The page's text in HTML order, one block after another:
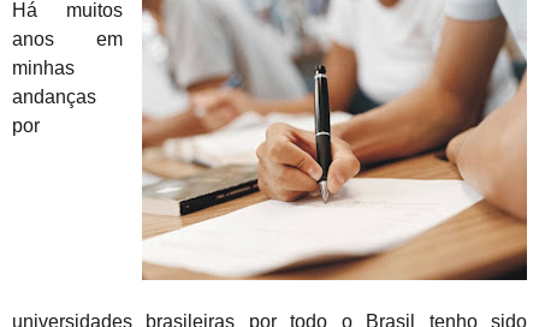
Há muitos
anos em
minhas
andanças
por
universidades brasileiras por todo o Brasil tenho sido